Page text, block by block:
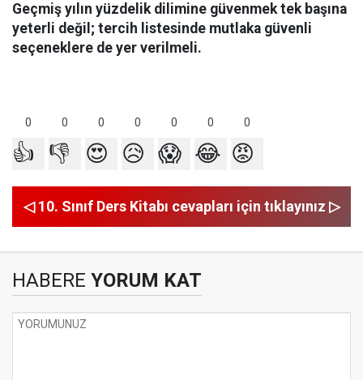
Geçmiş yılın yüzdelik dilimine güvenmek tek başına
yeterli değil; tercih listesinde mutlaka güvenli
seçeneklere de yer verilmeli.
0 0 0 0 0 0 0
👍 👎 😍 😥 😱 😂 😡
◁ 10. Sınıf Ders Kitabı cevapları için tıklayınız ▷
HABERE YORUM KAT